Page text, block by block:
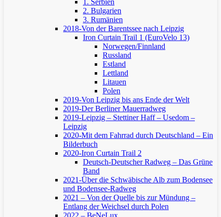
2. Bulgarien
3. Rumänien
2018-Von der Barentssee nach Leipzig
Iron Curtain Trail 1 (EuroVelo 13)
Norwegen/Finnland
Russland
Estland
Lettland
Litauen
Polen
2019-Von Leipzig bis ans Ende der Welt
2019-Der Berliner Mauerradweg
2019-Leipzig – Stettiner Haff – Usedom –
Leipzig
2020-Mit dem Fahrrad durch Deutschland – Ein
Bilderbuch
2020-Iron Curtain Trail 2
Deutsch-Deutscher Radweg – Das Grüne
Band
2021-Über die Schwäbische Alb zum Bodensee
und Bodensee-Radweg
2021 – Von der Quelle bis zur Mündung –
Entlang der Weichsel durch Polen
2022 – BeNeLux